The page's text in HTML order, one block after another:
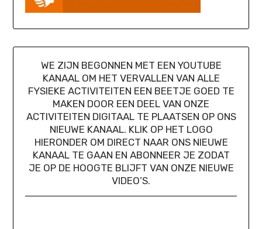
WE ZIJN BEGONNEN MET EEN YOUTUBE
KANAAL OM HET VERVALLEN VAN ALLE
FYSIEKE ACTIVITEITEN EEN BEETJE GOED TE
MAKEN DOOR EEN DEEL VAN ONZE
ACTIVITEITEN DIGITAAL TE PLAATSEN OP ONS
NIEUWE KANAAL. KLIK OP HET LOGO
HIERONDER OM DIRECT NAAR ONS NIEUWE
KANAAL TE GAAN EN ABONNEER JE ZODAT
JE OP DE HOOGTE BLIJFT VAN ONZE NIEUWE
VIDEO’S.